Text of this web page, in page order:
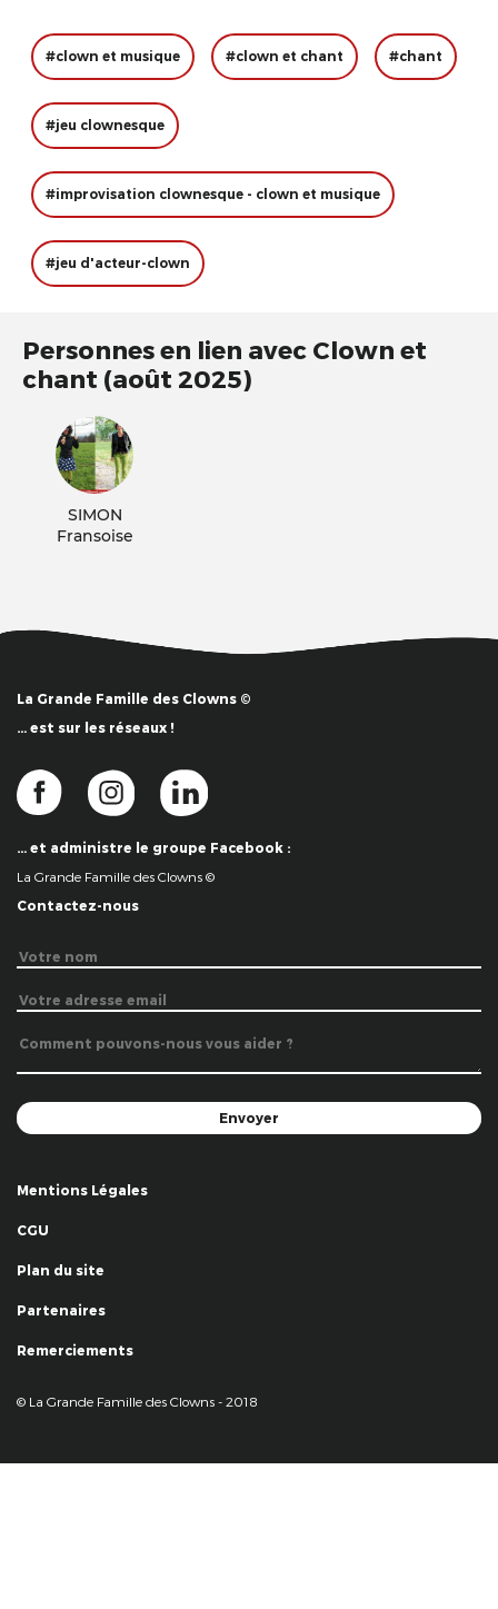
#clown et musique #clown et chant #chant
#jeu clownesque
#improvisation clownesque - clown et musique
#jeu d'acteur-clown
Personnes en lien avec Clown et
chant (août 2025)
SIMON
Fransoise
La Grande Famille des Clowns ©
… est sur les réseaux !
… et administre le groupe Facebook :
La Grande Famille des Clowns ©
Contactez-nous
Mentions Légales
CGU
Plan du site
Partenaires
Remerciements
© La Grande Famille des Clowns - 2018